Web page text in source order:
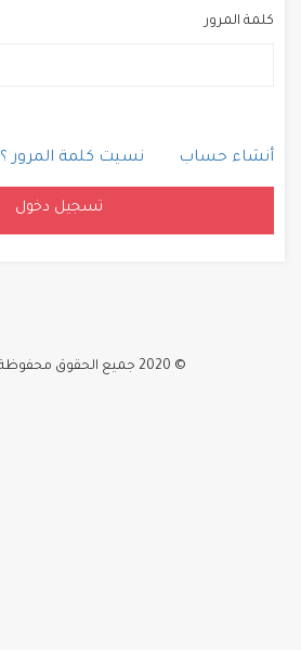
كلمة المرور
أنشاء حساب نسيت كلمة المرور ؟
تسجيل دخول
© 2020 جميع الحقوق محفوظة . يلا يا عربي